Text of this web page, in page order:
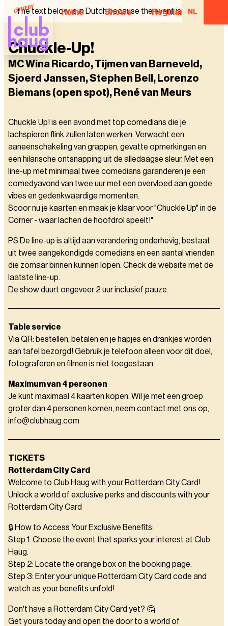
Home Shows Regular NL
The text below is in Dutch because the event is in Dutch.
Chuckle-Up!
MC Wina Ricardo, Tijmen van Barneveld,
Sjoerd Janssen, Stephen Bell, Lorenzo
Biemans (open spot), René van Meurs
Chuckle Up! is een avond met top comedians die je
lachspieren flink zullen laten werken. Verwacht een
aaneenschakeling van grappen, gevatte opmerkingen en
een hilarische ontsnapping uit de alledaagse sleur. Met een
line-up met minimaal twee comedians garanderen je een
comedyavond van twee uur met een overvloed aan goede
vibes en gedenkwaardige momenten.
Scoor nu je kaarten en maak je klaar voor "Chuckle Up" in de
Corner - waar lachen de hoofdrol speelt!"
PS De line-up is altijd aan verandering onderhevig, bestaat
uit twee aangekondigde comedians en een aantal vrienden
die zomaar binnen kunnen lopen. Check de website met de
laatste line-up.
De show duurt ongeveer 2 uur inclusief pauze.
Table service
Via QR: bestellen, betalen en je hapjes en drankjes worden
aan tafel bezorgd! Gebruik je telefoon alleen voor dit doel,
fotograferen en filmen is niet toegestaan.
Maximum van 4 personen
Je kunt maximaal 4 kaarten kopen. Wil je met een groep
groter dan 4 personen komen, neem contact met ons op,
info@clubhaug.com
TICKETS
Rotterdam City Card
Welcome to Club Haug with your Rotterdam City Card!
Unlock a world of exclusive perks and discounts with your
Rotterdam City Card
🔒 How to Access Your Exclusive Benefits:
Step 1: Choose the event that sparks your interest at Club
Haug.
Step 2: Locate the orange box on the booking page.
Step 3: Enter your unique Rotterdam City Card code and
watch as your benefits unfold!
Don't have a Rotterdam City Card yet? 🤔
Get yours today and open the door to a world of